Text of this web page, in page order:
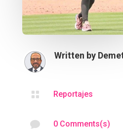
Written by
 Reportajes
 0 Comments(s)